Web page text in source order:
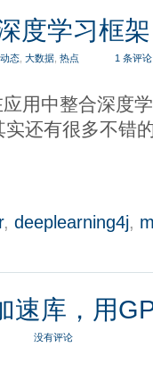
度学习框架
动态 大数据 热点 1 条评论
用中整合深度
实还有很多不错
, deeplearning4j,
速库，用
没有评论